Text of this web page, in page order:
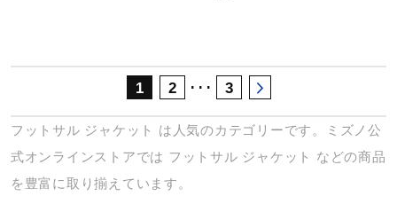
1 2 ･･･ 3
フットサル ジャケット
は人気のカテゴリーです。ミズノ公
式オンラインストアでは フットサル ジャケット
などの商品
を豊富に取り揃えています。